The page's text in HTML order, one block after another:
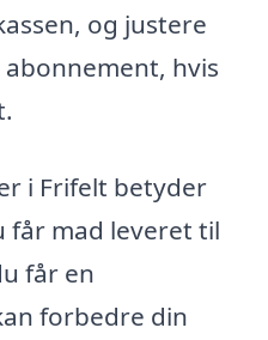
og justere
hvis
i Frifelt betyder
får mad leveret til
får en
forbedre din